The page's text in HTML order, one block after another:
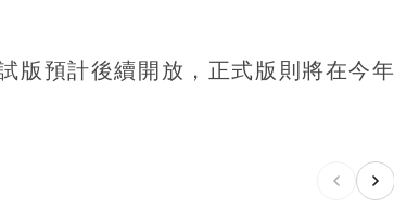
版預計後續開放，正式版則將在今年